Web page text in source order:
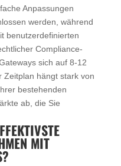
Anpassungen
werden, während
benutzerdefinierten
Compliance-
sich auf 8-12
Zeitplan hängt stark von
bestehenden
ab, die Sie
MIT